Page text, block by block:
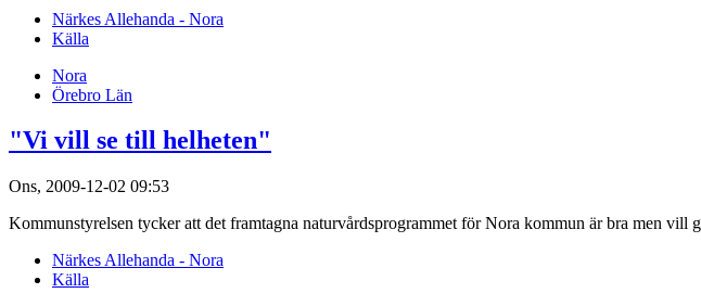
Närkes Allehanda - Nora
Källa
Nora
Örebro Län
"Vi vill se till helheten"
Ons, 2009-12-02 09:53
Kommunstyrelsen tycker att det framtagna naturvårdsprogrammet för Nora kommun är bra men vill
Närkes Allehanda - Nora
Källa